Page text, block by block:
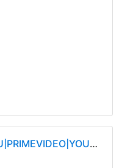
NETFLIX极乐世界|HBO|HULU|PRIMEVIDEO|YOUTUBE|SPOTIFY|TIDAL|QOBUZ——唯一官网dxnf.xyz